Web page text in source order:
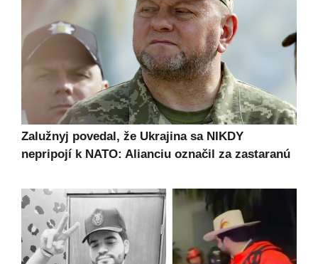
Zalužnyj povedal, že Ukrajina sa NIKDY
nepripojí k NATO: Alianciu označil za zastaranú